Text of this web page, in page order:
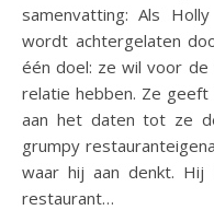
samenvatting: Als
wordt achtergelaten
één doel: ze wil voor
relatie hebben. Ze
aan het daten tot ze
grumpy
waar hij aan denkt. Hij
restaurant…